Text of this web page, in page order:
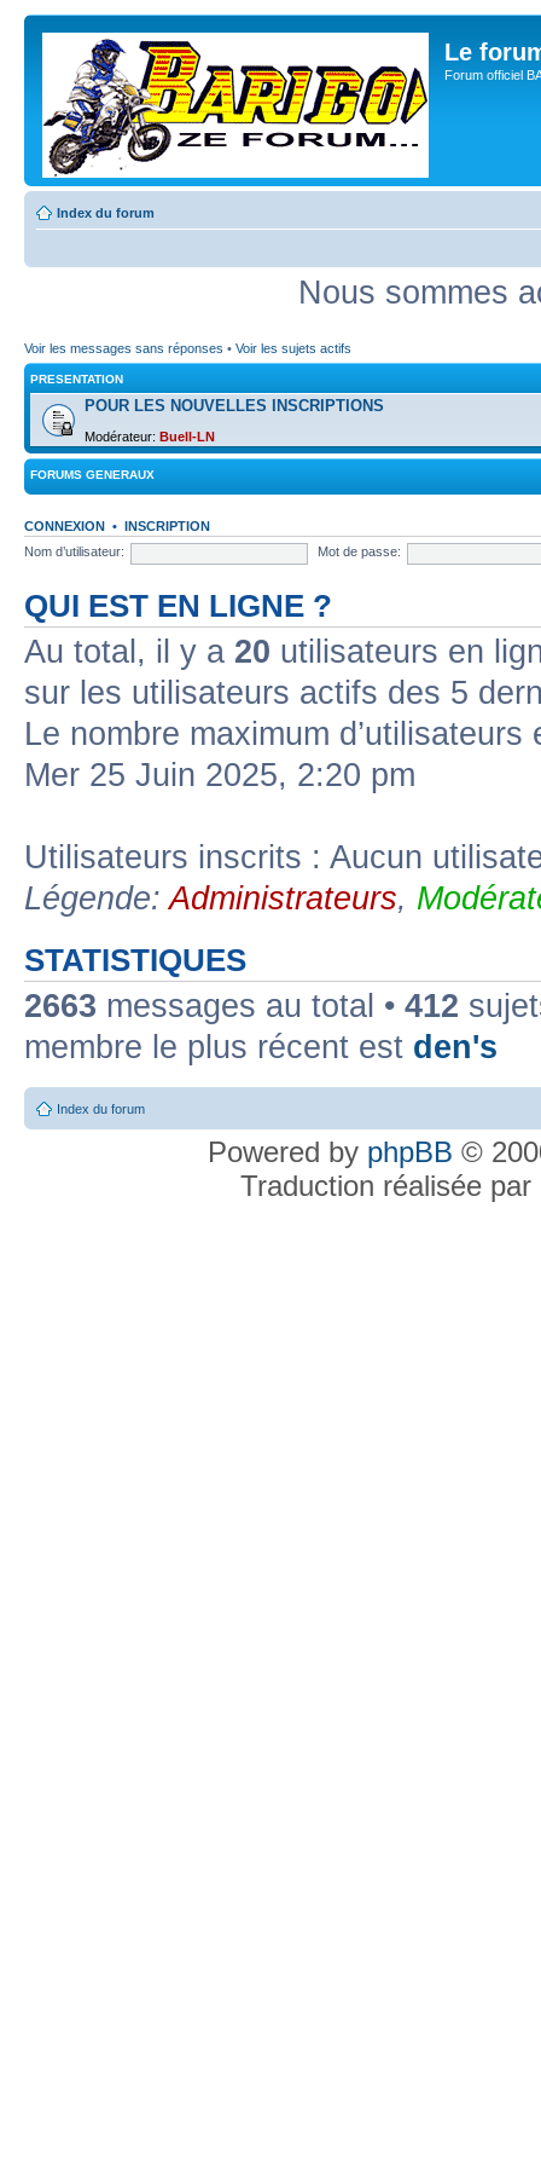
Le
Forum officiel
Index du forum
Nous sommes
Voir les messages sans réponses • Voir les sujets actifs
PRESENTATION
POUR LES NOUVELLES INSCRIPTIONS
Modérateur: Buell-LN
FORUMS GENERAUX
CONNEXION • INSCRIPTION
Nom d’utilisateur:
Mot de passe:
QUI EST EN LIGNE ?
Au total, il y a 20 utilisateurs en
sur les utilisateurs actifs des 5
Le nombre maximum
Mer 25 Juin 2025, 2:20 pm
Utilisateurs inscrits : Aucun
Légende:Administrateurs,
STATISTIQUES
2663 messages au total • 412
membre le plus récent est den's
Index du forum
Powered by phpBB ©
Traduction réalisée par